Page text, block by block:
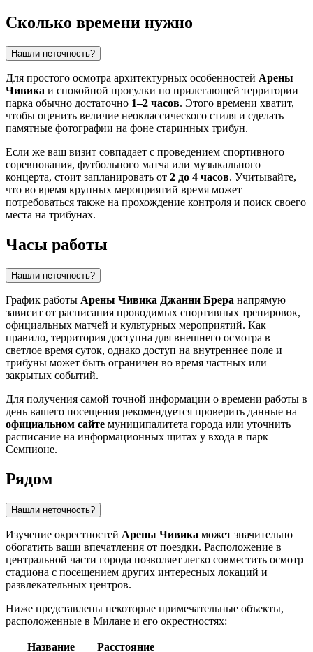
Сколько времени нужно
Нашли неточность?
Для простого осмотра архитектурных особенностей Арены
Чивика и спокойной прогулки по прилегающей территории
парка обычно достаточно 1–2 часов. Этого времени хватит,
чтобы оценить величие неоклассического стиля и сделать
памятные фотографии на фоне старинных трибун.
Если же ваш визит совпадает с проведением спортивного
соревнования, футбольного матча или музыкального
концерта, стоит запланировать от 2 до 4 часов. Учитывайте,
что во время крупных мероприятий время может
потребоваться также на прохождение контроля и поиск своего
места на трибунах.
Часы работы
Нашли неточность?
График работы Арены Чивика Джанни Брера напрямую
зависит от расписания проводимых спортивных тренировок,
официальных матчей и культурных мероприятий. Как
правило, территория доступна для внешнего осмотра в
светлое время суток, однако доступ на внутреннее поле и
трибуны может быть ограничен во время частных или
закрытых событий.
Для получения самой точной информации о времени работы в
день вашего посещения рекомендуется проверить данные на
официальном сайте муниципалитета города или уточнить
расписание на информационных щитах у входа в парк
Семпионе.
Рядом
Нашли неточность?
Изучение окрестностей Арены Чивика может значительно
обогатить ваши впечатления от поездки. Расположение в
центральной части города позволяет легко совместить осмотр
стадиона с посещением других интересных локаций и
развлекательных центров.
Ниже представлены некоторые примечательные объекты,
расположенные в Милане и его окрестностях:
Название
Расстояние